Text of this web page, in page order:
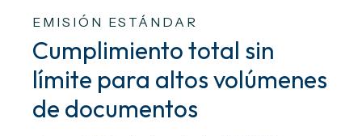
EMISIÓN ESTÁNDAR
Cumplimiento total sin
límite para altos volúmenes
de documentos